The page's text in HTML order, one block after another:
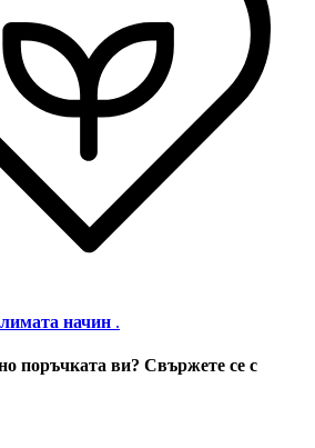
начин .
поръчката ви? Свържете се с